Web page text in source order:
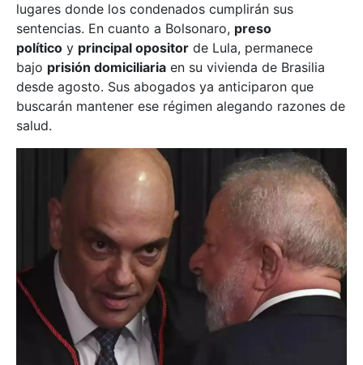
lugares donde los condenados cumplirán sus
sentencias. En cuanto a Bolsonaro, preso
político y principal opositor de Lula, permanece
bajo prisión domiciliaria en su vivienda de Brasilia
desde agosto. Sus abogados ya anticiparon que
buscarán mantener ese régimen alegando razones de
salud.